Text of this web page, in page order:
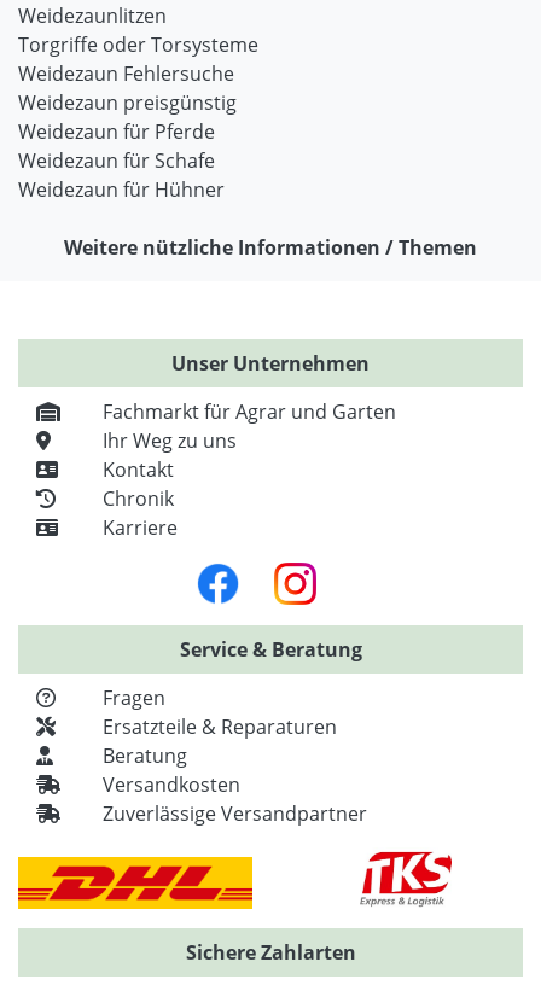
Weidezaunlitzen
Torgriffe oder Torsysteme
Weidezaun Fehlersuche
Weidezaun preisgünstig
Weidezaun für Pferde
Weidezaun für Schafe
Weidezaun für Hühner
Weitere nützliche Informationen / Themen
Unser Unternehmen
Fachmarkt für Agrar und Garten
Ihr Weg zu uns
Kontakt
Chronik
Karriere
Service & Beratung
Fragen
Ersatzteile & Reparaturen
Beratung
Versandkosten
Zuverlässige Versandpartner
Sichere Zahlarten